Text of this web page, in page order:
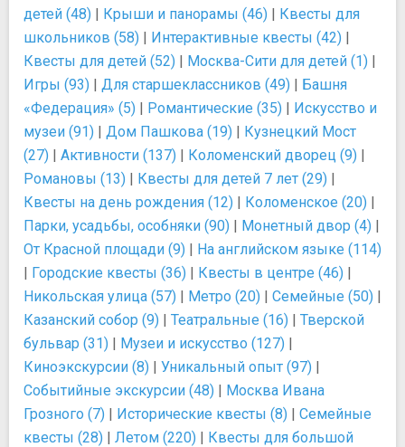
детей (48) | Крыши и панорамы (46) | Квесты для
школьников (58) | Интерактивные квесты (42) |
Квесты для детей (52) | Москва-Сити для детей (1) |
Игры (93) | Для старшеклассников (49) | Башня
«Федерация» (5) | Романтические (35) | Искусство и
музеи (91) | Дом Пашкова (19) | Кузнецкий Мост
(27) | Активности (137) | Коломенский дворец (9) |
Романовы (13) | Квесты для детей 7 лет (29) |
Квесты на день рождения (12) | Коломенское (20) |
Парки, усадьбы, особняки (90) | Монетный двор (4) |
От Красной площади (9) | На английском языке (114)
| Городские квесты (36) | Квесты в центре (46) |
Никольская улица (57) | Метро (20) | Семейные (50) |
Казанский собор (9) | Театральные (16) | Тверской
бульвар (31) | Музеи и искусство (127) |
Киноэкскурсии (8) | Уникальный опыт (97) |
Событийные экскурсии (48) | Москва Ивана
Грозного (7) | Исторические квесты (8) | Семейные
квесты (28) | Летом (220) | Квесты для большой